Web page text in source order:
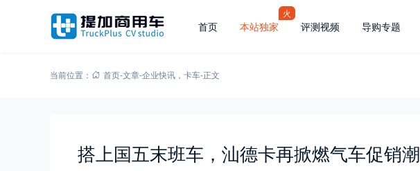
首页 本站独家
火
评测视频 导购专题
当前位置： 首页-文章-企业快讯 ， 卡车-正文
搭上国五末班车，汕德卡再掀燃气车促销潮